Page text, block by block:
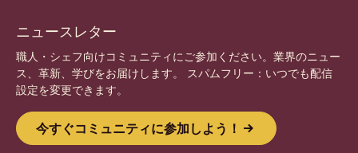
ニュースレター
職人・シェフ向けコミュニティにご参加ください。業界のニュー
ス、革新、学びをお届けします。 スパムフリー：いつでも配信
設定を変更できます。
今すぐコミュニティに参加しよう！